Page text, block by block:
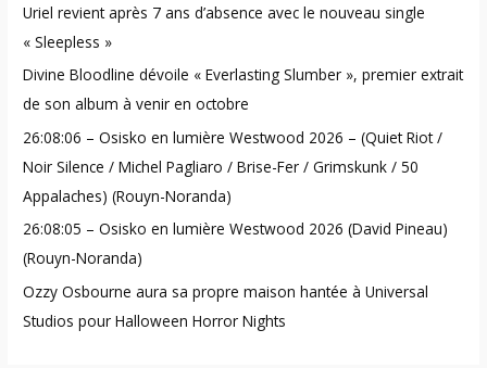
f
o
r
:
Uriel revient après 7 ans d’absence avec le nouveau single
« Sleepless »
Divine Bloodline dévoile « Everlasting Slumber », premier extrait
de son album à venir en octobre
26:08:06 – Osisko en lumière Westwood 2026 – (Quiet Riot /
Noir Silence / Michel Pagliaro / Brise-Fer / Grimskunk / 50
Appalaches) (Rouyn-Noranda)
26:08:05 – Osisko en lumière Westwood 2026 (David Pineau)
(Rouyn-Noranda)
Ozzy Osbourne aura sa propre maison hantée à Universal
Studios pour Halloween Horror Nights